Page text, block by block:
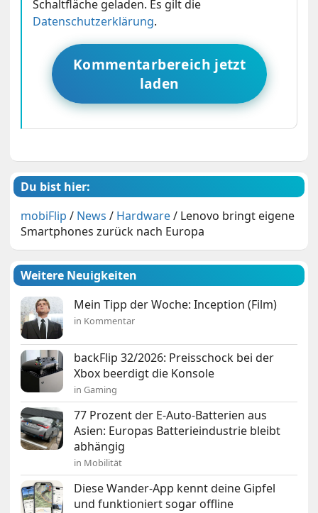
Schaltfläche geladen. Es gilt die
Datenschutzerklärung.
Kommentarbereich jetzt
laden
Du bist hier:
mobiFlip / News / Hardware/ Lenovo bringt eigene
Smartphones zurück nach Europa
Weitere Neuigkeiten
Mein Tipp der Woche: Inception (Film)
in Kommentar
backFlip 32/2026: Preisschock bei der
Xbox beerdigt die Konsole
in Gaming
77 Prozent der E-Auto-Batterien aus
Asien: Europas Batterieindustrie bleibt
abhängig
in Mobilität
Diese Wander-App kennt deine Gipfel
und funktioniert sogar offline